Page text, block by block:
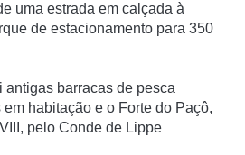
uma estrada em calçada à
de estacionamento para 350
barracas de pesca
habitação e o Forte do Paçô,
pelo Conde de Lippe